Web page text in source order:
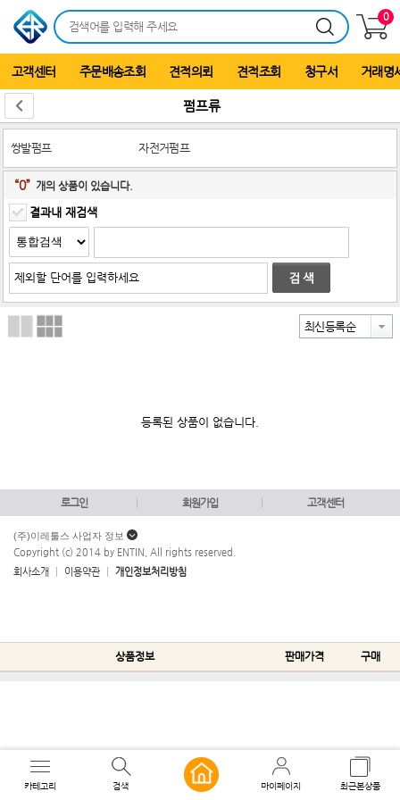
0
고객센터 주문배송조회 견적의뢰 견적조회 청구서 거래명
카테고리 검색 마이페이지 최근본상품
펌프류
쌍발펌프 자전거펌프
“0” 개의 상품이 있습니다.
결과내 재검색
최신등록순
등록된 상품이 없습니다.
로그인 회원가입 고객센터
(주)이레툴스 사업자 정보
Copyright (c) 2014 by ENTIN, All rights reserved.
회사소개
이용약관 개인정보처리방침
상품정보 판매가격 구매